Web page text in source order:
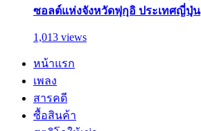
ซอลต์แห่งจังหวัดฟุกุอิ ประเทศญี่ปุ่น
1,013 views
หน้าแรก
เพลง
สารคดี
ซื้อสินค้า